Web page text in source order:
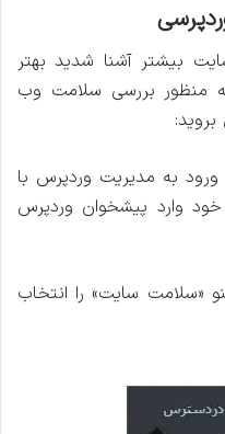
بیشتر آشنا شدید بهتر
منظور بررسی سلامت وب
به مدیریت وردپرس با
خود وارد پیشخوان وردپرس
«سلامت سایت» را انتخاب